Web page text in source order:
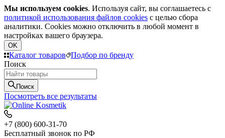
Мы используем cookies. Используя сайт, вы соглашаетесь с
политикой использования файлов cookies с целью сбора
аналитики. Cookies можно отключить в любой момент в
настройках вашего браузера.
OK
Каталог товаров
Подбор по бренду
Поиск
Поиск
Посмотреть все результаты
+7 (800) 600-31-70
Бесплатный звонок по РФ